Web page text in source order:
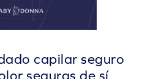
capilar seguro
seguras de sí